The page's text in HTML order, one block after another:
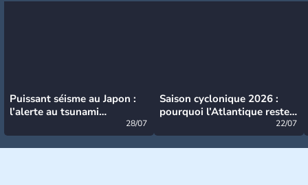
Puissant séisme au Japon :
l’alerte au tsunami
28/07
Saison cyclonique 2026 :
pourquoi l’Atlantique reste
22/07